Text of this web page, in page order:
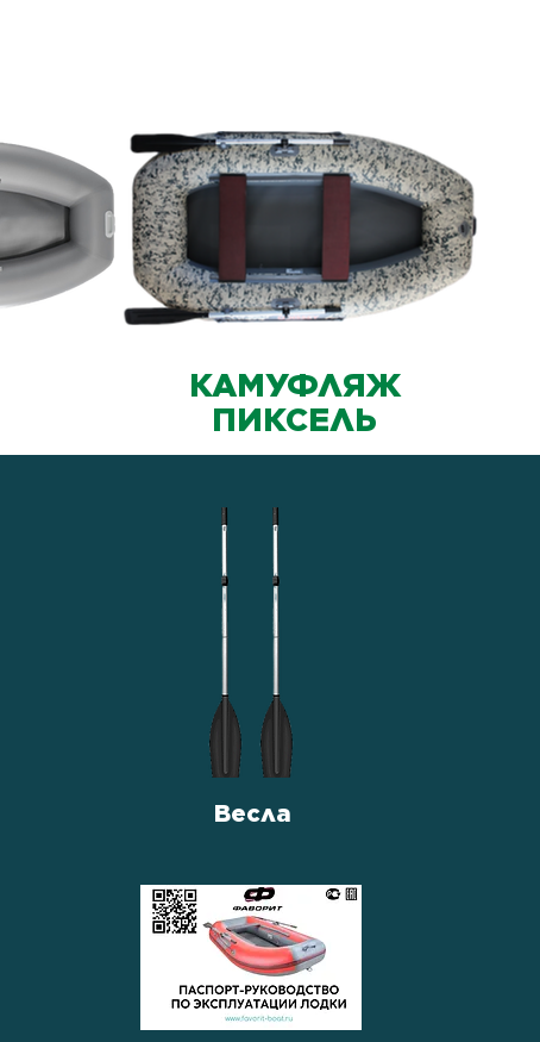
КАМУФЛЯЖ
ПИКСЕЛЬ
Весла